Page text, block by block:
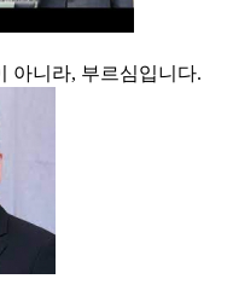
아니라, 부르심입니다.